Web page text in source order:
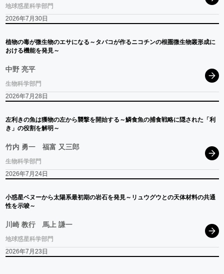
地球惑星科学部門
2026年7月30日
植物の毒が微生物のエサになる ～ タバコが作るニコチンの根圏微生物叢形成に
おける機能を発見～
中野 亮平
生物科学部門
2026年7月28日
左利きの魚は獲物の左から襲撃を開始する ～鱗食魚の捕食戦略に隠された 「利
き」 の役割を解明 ～
竹内 勇一 福富 又三郎
生物科学部門
2026年7月24日
小惑星ベヌーから太陽系最初期の岩石を発見～ リュウグウ との天体材料の共通
性を示唆～
川崎 教行 馬上 謙一
地球惑星科学部門
2026年7月23日